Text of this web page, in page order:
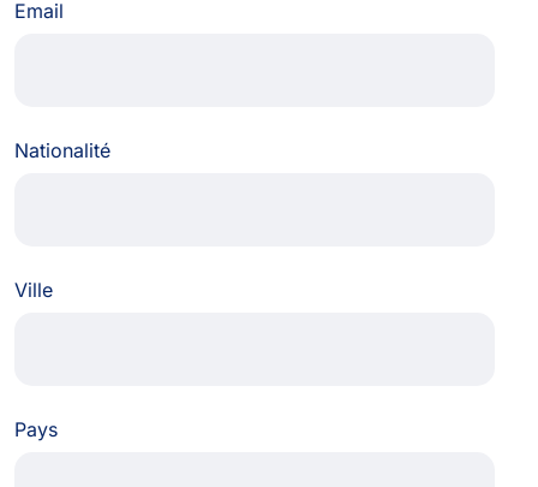
Email
Nationalité
Ville
Pays